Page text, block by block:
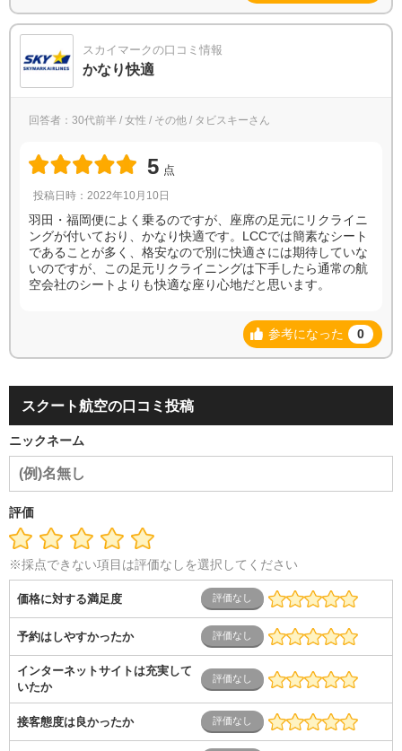
スカイマークの口コミ情報
かなり快適
回答者：30代前半 / 女性 / その他 / タビスキーさん
5 点
投稿日時：2022年10月10日
羽田・福岡便によく乗るのですが、座席の足元にリクライニ
ングが付いており、かなり快適です。LCCでは簡素なシート
であることが多く、格安なので別に快適さには期待していな
いのですが、この足元リクライニングは下手したら通常の航
空会社のシートよりも快適な座り心地だと思います。
参考になった 0
スクート航空の口コミ投稿
ニックネーム
評価
※採点できない項目は評価なしを選択してください
価格に対する満足度
予約はしやすかったか
インターネットサイトは充実して
いたか
接客態度は良かったか